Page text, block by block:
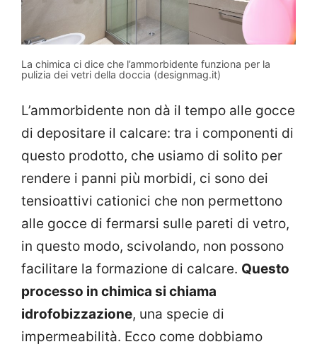
La chimica ci dice che l’ammorbidente funziona per la
pulizia dei vetri della doccia (designmag.it)
L’ammorbidente non dà il tempo alle gocce
di depositare il calcare: tra i componenti di
questo prodotto, che usiamo di solito per
rendere i panni più morbidi, ci sono dei
tensioattivi cationici che non permettono
alle gocce di fermarsi sulle pareti di vetro,
in questo modo, scivolando, non possono
facilitare la formazione di calcare. Questo
processo in chimica si chiama
idrofobizzazione, una specie di
impermeabilità. Ecco come dobbiamo